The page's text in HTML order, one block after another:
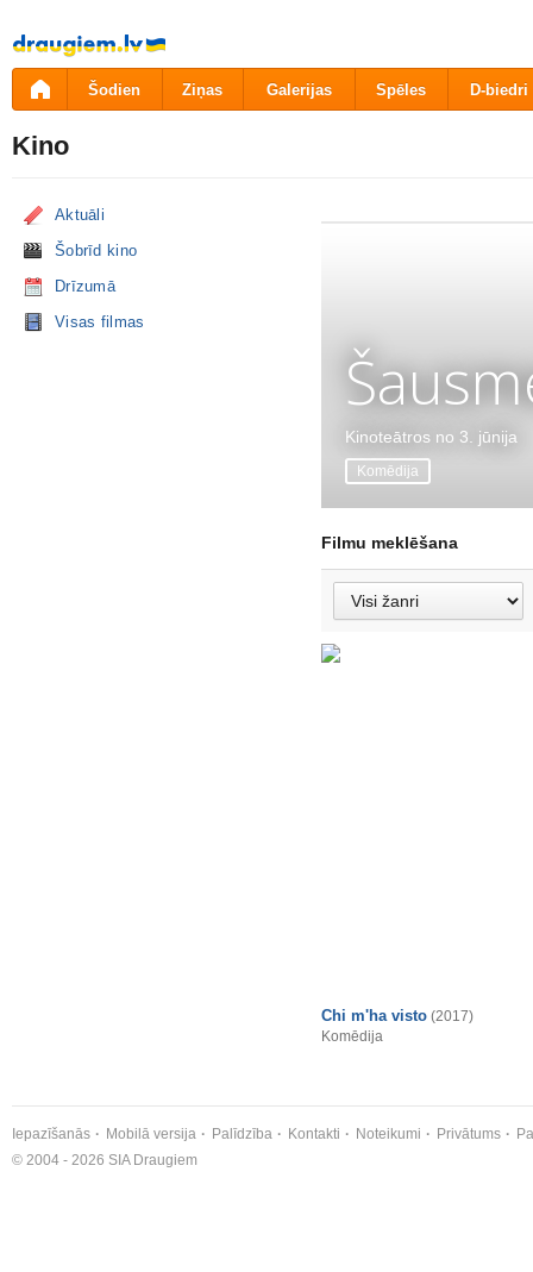
Pāriet
uz
saturu
Šodien Ziņas Galerijas Spēles D-biedri
Kino
Aktuāli
Šobrīd kino
Drīzumā
Visas filmas
Kinoteātros no 3. jūnija
Komēdija
Filmu meklēšana
Chi m'ha visto (2017)
Komēdija
Iepazīšanās Mobilā versija Palīdzība Kontakti Noteikumi Privātums
© 2004 - 2026 SIA Draugiem